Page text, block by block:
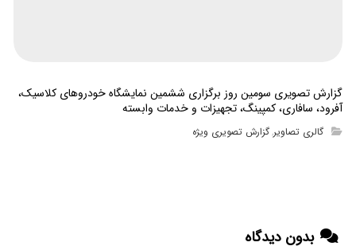
گزارش تصویری سومین روز برگزاری ششمین نمایشگاه خودروهای کلاسیک،
آفرود، سافاری، کمپینگ، تجهیزات و خدمات وابسته
گالری تصاویر,گزارش تصویری ویژه
بدون دیدگاه